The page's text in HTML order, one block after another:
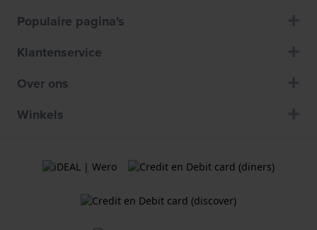
Populaire pagina's
Klantenservice
Over ons
Winkels